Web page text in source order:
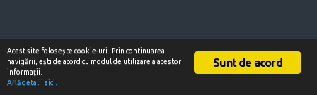
Sunt de acord
Acest site foloseşte cookie-uri. Prin continuarea
navigării, eşti de acord cu modul de utilizare a acestor
informaţii.
Află detalii aici.